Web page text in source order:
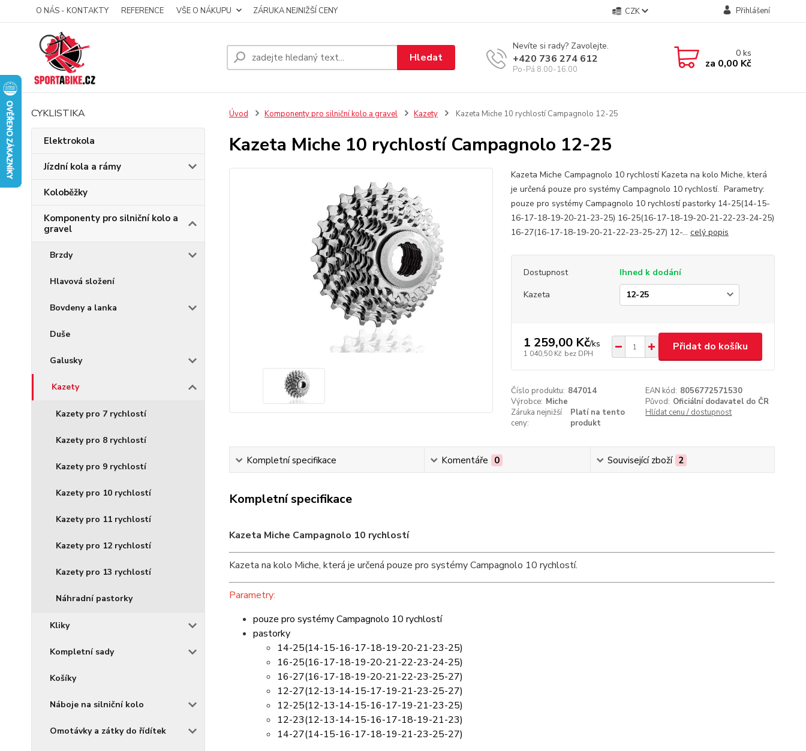
O NÁS - KONTAKTY REFERENCE VŠE O NÁKUPU ZÁRUKA NEJNIŽŠÍ CENY CZK Přihlášení
Hledat
Nevíte si rady? Zavolejte.
+420 736 274 612
Po-Pá 8.00-16.00
0ks
za 0,00 Kč
CYKLISTIKA
Elektrokola
Jízdní kola a rámy
Koloběžky
Komponenty pro silniční kolo a
gravel
Brzdy
Hlavová složení
Bovdeny a lanka
Duše
Galusky
Kazety
Kazety pro 7 rychlostí
Kazety pro 8 rychlostí
Kazety pro 9 rychlostí
Kazety pro 10 rychlostí
Kazety pro 11 rychlostí
Kazety pro 12 rychlostí
Kazety pro 13 rychlostí
Náhradní pastorky
Kliky
Kompletní sady
Košíky
Náboje na silniční kolo
Omotávky a zátky do řídítek
Úvod Komponenty pro silniční kolo a gravel Kazety Kazeta Miche 10 rychlostí Campagnolo 12-25
Kazeta Miche 10 rychlostí Campagnolo 12-25
Kazeta Miche Campagnolo 10 rychlostí Kazeta na kolo Miche, která
je určená pouze pro systémy Campagnolo 10 rychlostí. Parametry:
pouze pro systémy Campagnolo 10 rychlostí pastorky 14-25(14-15-
16-17-18-19-20-21-23-25) 16-25(16-17-18-19-20-21-22-23-24-25)
16-27(16-17-18-19-20-21-22-23-25-27) 12-... celý popis
Dostupnost
Ihned k dodání
Kazeta
1 259,00 Kč/ks
1 040,50 Kč bez DPH
Přidat do košíku
Číslo produktu: 847014 EAN kód: 8056772571530
Výrobce: Miche Původ: Oficiální dodavatel do ČR
Záruka nejnižší
ceny:
Platí na tento
produkt
Hlídat cenu / dostupnost
Kompletní specifikace Komentáře 0 Související zboží 2
Kompletní specifikace
Kazeta Miche Campagnolo 10 rychlostí
Kazeta na kolo Miche, která je určená pouze pro systémy Campagnolo 10 rychlostí.
Parametry:
pouze pro systémy Campagnolo 10 rychlostí
pastorky
14-25(14-15-16-17-18-19-20-21-23-25)
16-25(16-17-18-19-20-21-22-23-24-25)
16-27(16-17-18-19-20-21-22-23-25-27)
12-27(12-13-14-15-17-19-21-23-25-27)
12-25(12-13-14-15-16-17-19-21-23-25)
12-23(12-13-14-15-16-17-18-19-21-23)
14-27(14-15-16-17-18-19-21-23-25-27)